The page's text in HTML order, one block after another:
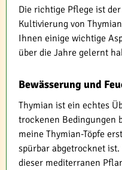
Die richtige Pflege ist
Kultivierung von
Ihnen einige wichtige
über die Jahre gelernt
Bewässerung und
Thymian ist ein echtes
trockenen Bedingungen
meine Thymian-Töpfe
spürbar abgetrocknet
dieser mediterranen